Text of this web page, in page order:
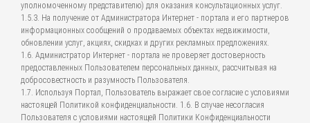
уполномоченному представителю) для оказания консультационных услуг.
1.5.3. На получение от Администратора Интернет - портала и его партнеров
информационных сообщений о продаваемых объектах недвижимости,
обновлении услуг, акциях, скидках и других рекламных предложениях.
1.6. Администратор Интернет - портала не проверяет достоверность
предоставленных Пользователем персональных данных, рассчитывая на
добросовестность и разумность Пользователя.
1.7. Используя Портал, Пользователь выражает свое согласие с условиями
настоящей Политикой конфиденциальности. 1.6. В случае несогласия
Пользователя с условиями настоящей Политики Конфиденциальности